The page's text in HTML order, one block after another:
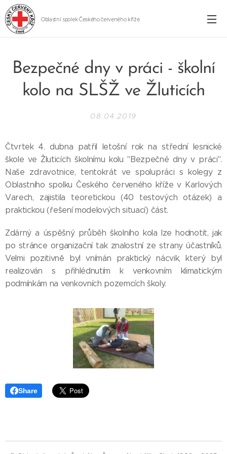
Oblastní spolek Českého červeného kříže
Bezpečné dny v práci - školní
kolo na SLŠŽ ve Žluticích
08.04.2019
Čtvrtek 4. dubna patřil letošní rok na střední lesnické
škole ve Žluticích školnímu kolu "Bezpečné dny v práci".
Naše zdravotnice, tentokrát ve spolupráci s kolegy z
Oblastního spolku Českého červeného kříže v Karlových
Varech, zajistila teoretickou (40 testových otázek) a
praktickou (řešení modelových situací) část.
Zdárný a úspěšný průběh školního kola lze hodnotit, jak
po stránce organizační tak znalostní ze strany účastníků.
Velmi pozitivně byl vnímán praktický nácvik, který byl
realizován s přihlédnutím k venkovním klimatickým
podmínkám na venkovních pozemcích školy.
Share